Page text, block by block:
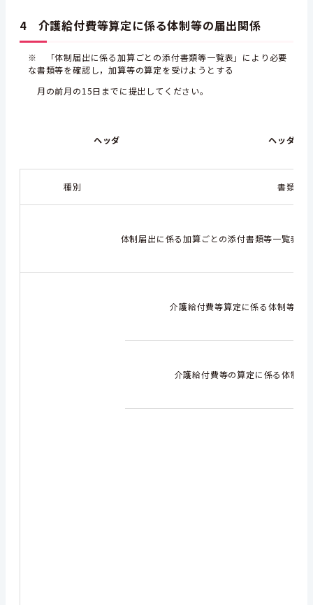
4 介護給付費等算定に係る体制等の届出関係
※ 「体制届出に係る加算ごとの添付書類等一覧表」により必要
な書類等を確認し，加算等の算定を受けようとする
月の前月の15日までに提出してください。
ヘッダ ヘッダ
種別 書類の
体制届出に係る加算ごとの添付書類等一覧表
介護給付費等算定に係る体制等に
介護給付費等の算定に係る体制等